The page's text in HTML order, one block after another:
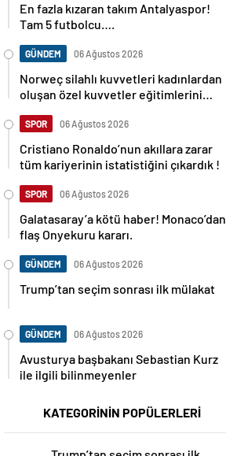
En fazla kızaran takım Antalyaspor!
Tam 5 futbolcu….
GÜNDEM 06 Ağustos 2026
Norweç silahlı kuvvetleri kadınlardan
oluşan özel kuvvetler eğitimlerini
SPOR 06 Ağustos 2026
Cristiano Ronaldo’nun akıllara zarar
tüm kariyerinin istatistiğini çıkardık !
SPOR 06 Ağustos 2026
Galatasaray’a kötü haber! Monaco’dan
flaş Onyekuru kararı.
GÜNDEM 06 Ağustos 2026
Trump’tan seçim sonrası ilk mülakat
GÜNDEM 06 Ağustos 2026
Avusturya başbakanı Sebastian Kurz
ile ilgili bilinmeyenler
KATEGORİNİN POPÜLERLERİ